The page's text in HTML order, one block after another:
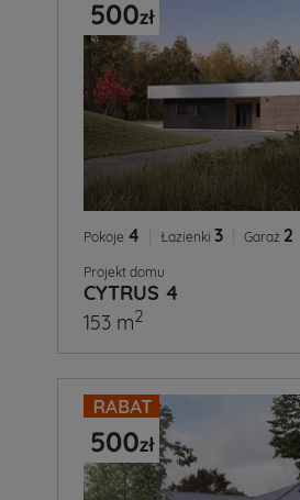
Pokoje 4 Łazienki 3 Garaż 2
Projekt domu
CYTRUS 4
153 m2